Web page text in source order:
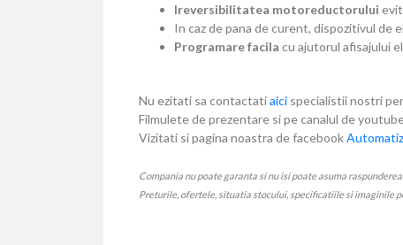
Ireversibilitatea motoreductorului
In caz de pana de curent, dispozitivul de
Programare facila cu ajutorul afisajului
Nu ezitati sa contactatiaici specialistii nostri
Filmulete de prezentare si pe canalul de
Vizitati si pagina noastra de facebook
Compania nu poate garanta si nu isi poate asuma
Preturile, ofertele, situatia stocului, specificatiile si imaginile